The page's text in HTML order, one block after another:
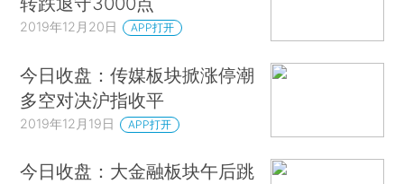
2019年12月20日 APP打开
今日收盘：传媒板块掀涨停潮
多空对决沪指收平
2019年12月19日 APP打开
今日收盘：大金融板块午后跳